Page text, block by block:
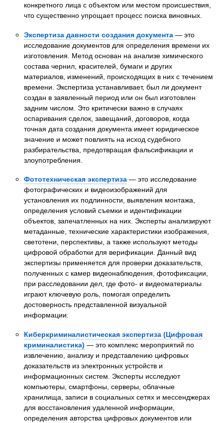
конкретного лица с объектом или местом происшествия,
что существенно упрощает процесс поиска виновных.
Экспертиза давности создания документа — это
исследование документов для определения времени их
изготовления. Метод основан на анализе химического
состава чернил, красителей, бумаги и других
материалов, изменений, происходящих в них с течением
времени. Экспертиза устанавливает, был ли документ
создан в заявленный период или он был изготовлен
задним числом. Это критически важно в случаях
оспаривания сделок, завещаний, договоров, когда
точная дата создания документа имеет юридическое
значение и может повлиять на исход судебного
разбирательства, предотвращая фальсификации и
злоупотребления.
Фототехническая экспертиза — это исследование
фотографических и видеоизображений для
установления их подлинности, выявления монтажа,
определения условий съемки и идентификации
объектов, запечатленных на них. Эксперты анализируют
метаданные, технические характеристики изображения,
светотени, перспективы, а также используют методы
цифровой обработки для верификации. Данный вид
экспертизы применяется для проверки доказательств,
полученных с камер видеонаблюдения, фотофиксации,
при расследовании дел, где фото- и видеоматериалы
играют ключевую роль, помогая определить
достоверность представленной визуальной
информации.
Киберкриминалистическая экспертиза (Цифровая
криминалистика) — это комплекс мероприятий по
извлечению, анализу и представлению цифровых
доказательств из электронных устройств и
информационных систем. Эксперты исследуют
компьютеры, смартфоны, серверы, облачные
хранилища, записи в социальных сетях и мессенджерах
для восстановления удаленной информации,
определения авторства цифровых документов или